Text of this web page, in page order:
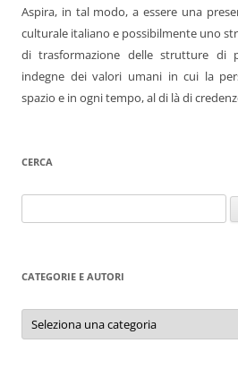
Aspira, in tal modo, a essere una
culturale italiano e possibilmente uno
di trasformazione delle strutture di
indegne dei valori umani in cui la
spazio e in ogni tempo, al di là di
CERCA
per:
CATEGORIE E AUTORI
Categorie
autori